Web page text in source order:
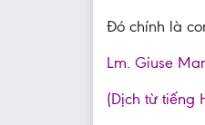
Đó chính là
Lm. Giuse
(Dịch từ tiếng